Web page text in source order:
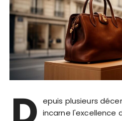
epuis plusieurs
incarne l'excellence